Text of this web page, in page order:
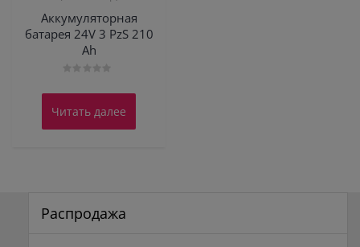
Аккумуляторная
батарея 24V 3 PzS 210
Ah
0
5
Читать далее
Распродажа